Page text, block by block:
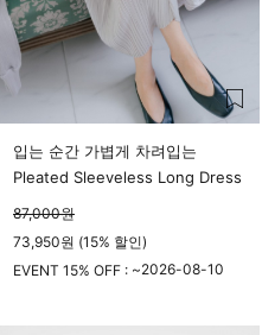
입는 순간 가볍게 차려입는
Pleated Sleeveless Long Dress
87,000원
73,950원 (15% 할인)
EVENT 15% OFF : ~2026-08-10